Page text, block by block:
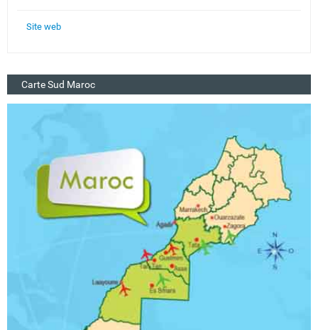
Site web
Carte Sud Maroc